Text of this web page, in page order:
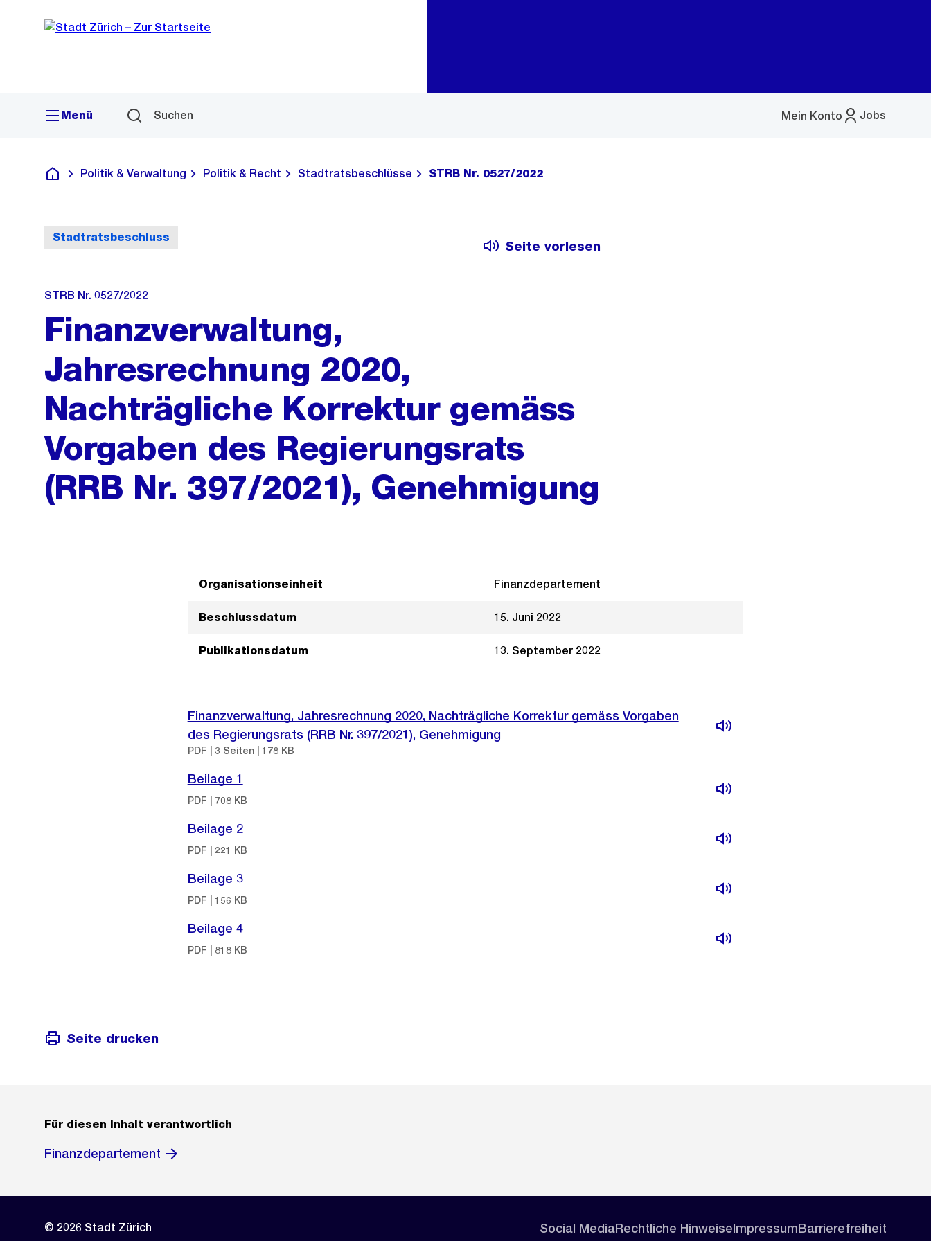
Navigation
Sprunglink
Menü Suchen Jobs
Mein Konto
Menü
Deutsch
Politik & Verwaltung Politik & Recht Stadtratsbeschlüsse STRB Nr. 0527/2022
Stadtratsbeschluss
Seite vorlesen
STRB Nr. 0527/2022
Finanzverwaltung,
Jahresrechnung 2020,
Nachträgliche Korrektur gemäss
Vorgaben des Regierungsrats
(RRB Nr. 397/2021), Genehmigung
Organisationseinheit Finanzdepartement
Beschlussdatum 15. Juni 2022
Publikationsdatum 13. September 2022
Finanzverwaltung, Jahresrechnung 2020, Nachträgliche Korrektur gemäss Vorgaben
des Regierungsrats (RRB Nr. 397/2021), Genehmigung
PDF | 3 Seiten | 178 KB
Beilage 1
PDF | 708 KB
Beilage 2
PDF | 221 KB
Beilage 3
PDF | 156 KB
Beilage 4
PDF | 818 KB
Seite drucken
Für diesen Inhalt verantwortlich
Finanzdepartement
© 2026 Stadt Zürich Social MediaRechtliche HinweiseImpressumBarrierefreiheit